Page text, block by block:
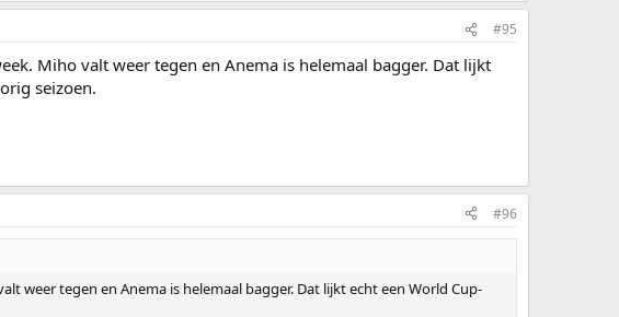
#95
Miho valt weer tegen en Anema is helemaal bagger. Dat lijkt
seizoen.
#96
weer tegen en Anema is helemaal bagger. Dat lijkt echt een World Cup-